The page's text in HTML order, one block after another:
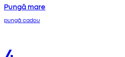
Pungă mare
pungă cadou